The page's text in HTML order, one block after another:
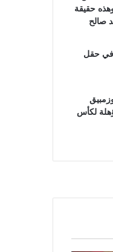
سنة.. وهذه حقيقة
صالح
في حقل
لكأس